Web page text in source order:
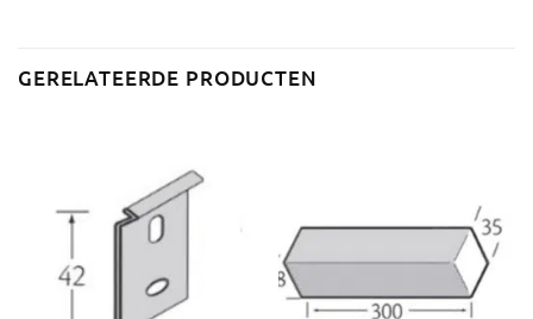
GERELATEERDE PRODUCTEN